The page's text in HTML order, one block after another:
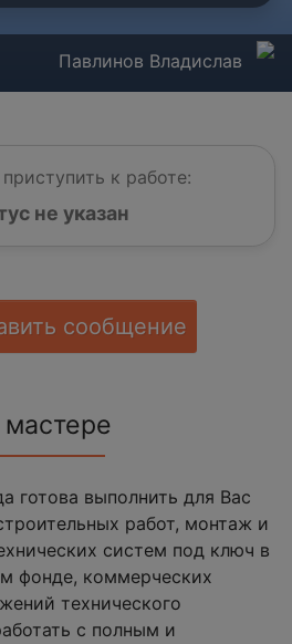
Павлинов Владислав
к работе:
не указан
сообщение
готова выполнить для Вас
работ, монтаж и
систем под ключ в
фонде, коммерческих
технического
с полным и